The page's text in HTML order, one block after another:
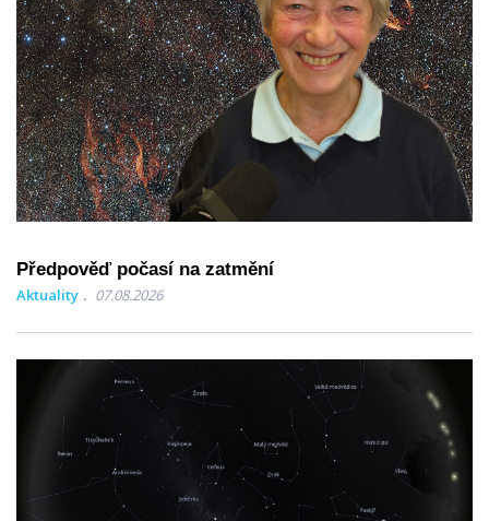
Předpověď počasí na zatmění
Aktuality 07.08.2026